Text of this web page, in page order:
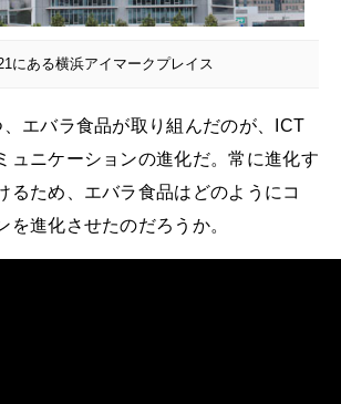
にある横浜アイマークプレイス
エバラ食品が取り組んだのが、ICT
ュニケーションの進化だ。常に進化す
るため、エバラ食品はどのようにコ
を進化させたのだろうか。